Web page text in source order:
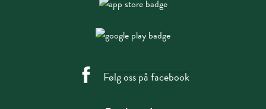
Følg oss på facebook